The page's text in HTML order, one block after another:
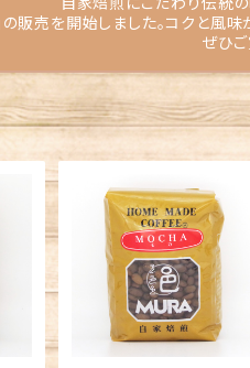
の販売を開始しました。コクと風
ぜひご